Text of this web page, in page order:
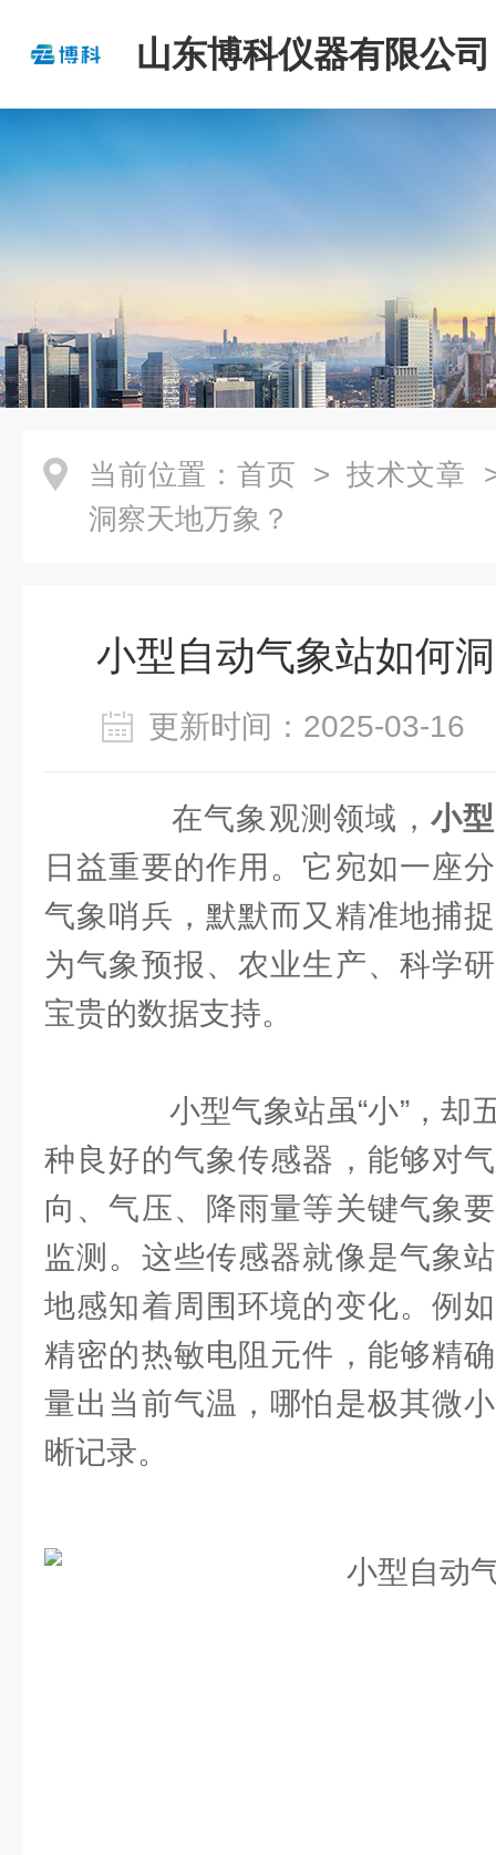
山东博科仪器有限公司
当前位置： 首页 > 技术文章
洞察天地万象？
小型自动气象站如何
更新时间：2025-03-
在气象观测领域， 小
日益重要的作用。它宛如一座
气象哨兵，默默而又精准地捕
为气象预报、农业生产、科学
宝贵的数据支持。
小型气象站虽“小”，却
种良好的气象传感器，能够对
向、气压、降雨量等关键气象
监测。这些传感器就像是气象
地感知着周围环境的变化。例
精密的热敏电阻元件，能够精
量出当前气温，哪怕是极其微
晰记录。